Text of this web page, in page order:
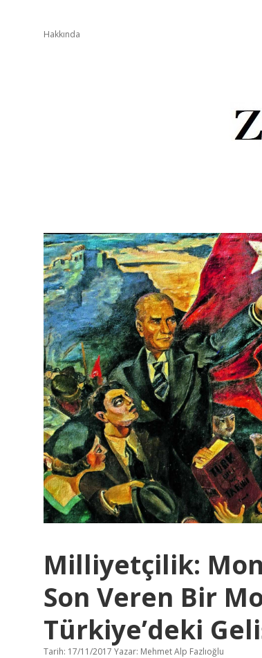
Hakkında
Z
D
E
K
U
V
V
E
T
Milliyetçilik:
Son Veren Bir
Türkiye’deki
Tarih: 17/11/2017 Yazar: Mehmet Alp Fazlıoğlu